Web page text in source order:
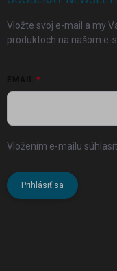
Vložte svoj e-mail a my
produktoch na našom e-
Vložením e-mailu
Prihlásiť sa